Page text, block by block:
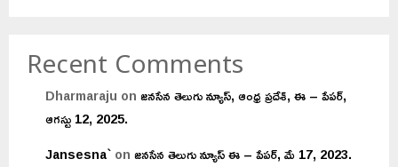
Recent Comments
Dharmaraju onజనసేన తెలుగు న్యూస్, ఆంధ్ర ప్రదేశ్, ఈ – పేపర్,
ఆగస్టు 12, 2025.
Jansesna`onజనసేన తెలుగు న్యూస్ ఈ – పేపర్, మే 17, 2023.